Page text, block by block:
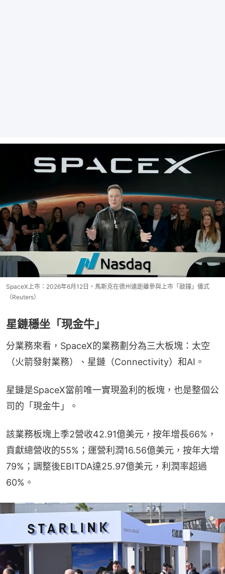
SpaceX上市：2026年6月12日，馬斯克在德州遠距離參與上市「敲鐘」儀式
（Reuters）
星鏈穩坐「現金牛」
分業務來看，SpaceX的業務劃分為三大板塊：太空
（火箭發射業務）、星鏈（Connectivity）和AI。
星鏈是SpaceX當前唯一實現盈利的板塊，也是整個公
司的「現金牛」。
該業務板塊上季2營收42.91億美元，按年增長66%，
貢獻總營收的55%；運營利潤16.56億美元，按年大增
79%；調整後EBITDA達25.97億美元，利潤率超過
60%。